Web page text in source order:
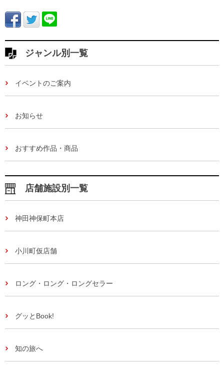
ジャンル別一覧
イベントのご案内
お知らせ
おすすめ作品・商品
店舗施設別一覧
神田神保町本店
小川町仮店舗
ロング・ロング・ロングセラー
グッとBook!
知の旅へ